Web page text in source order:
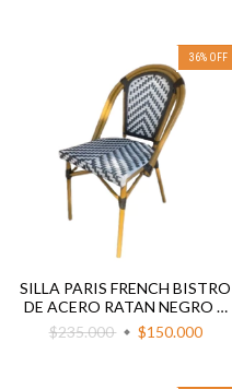
36% OFF
SILLA PARIS FRENCH BISTRO
DE ACERO RATAN NEGRO Y
BLANCO RAYADO CEBRA
$235.000 $150.000